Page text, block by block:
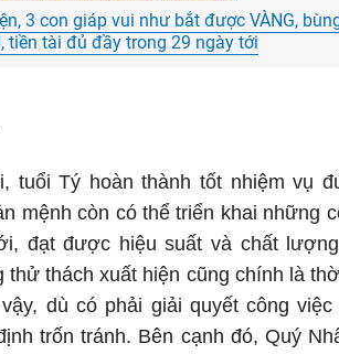
3 con giáp vui như bắt được VÀNG,
tiền tài đủ đầy trong 29 ngày tới
tuổi Tý hoàn thành tốt nhiệm vụ
mệnh còn có thể triển khai những
đạt được hiệu suất và chất
thử thách xuất hiện cũng chính là
dù có phải giải quyết công
trốn tránh. Bên cạnh đó, Quý